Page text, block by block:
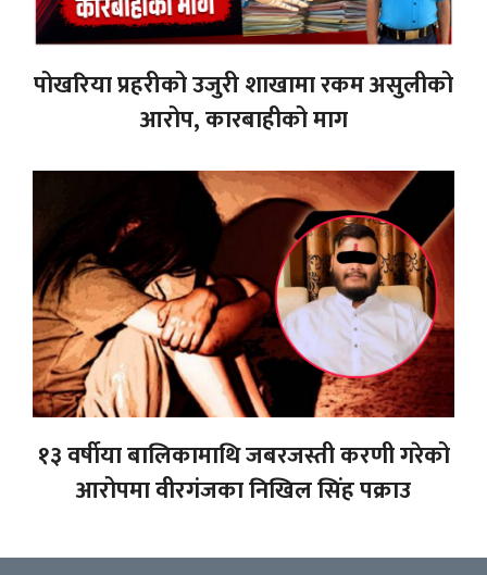
पोखरिया प्रहरीको उजुरी शाखामा रकम असुलीको
आरोप, कारबाहीको माग
१३ वर्षीया बालिकामाथि जबरजस्ती करणी गरेको
आरोपमा वीरगंजका निखिल सिंह पक्राउ